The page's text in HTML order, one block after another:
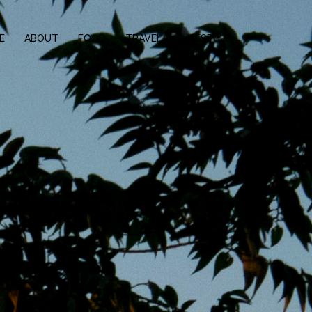
ABOUT FOOD TRAVEL LIFESTYLE